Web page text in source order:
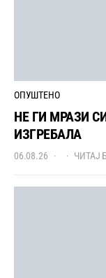
ОПУШТЕНО
НЕ ГИ МРАЗИ
ИЗГРЕБАЛА
06.08.26 ЧИТАЈ